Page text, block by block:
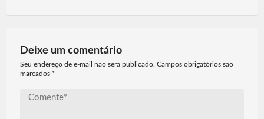
Deixe um comentário
Seu endereço de e-mail não será publicado. Campos obrigatórios são
marcados *
Comente*